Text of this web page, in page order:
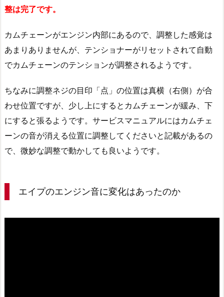
整は完了です。
カムチェーンがエンジン内部にあるので、調整した感覚は
あまりありませんが、テンショナーがリセットされて自動
でカムチェーンのテンションが調整されるようです。
ちなみに調整ネジの目印「点」の位置は真横（右側）が合
わせ位置ですが、少し上にするとカムチェーンが緩み、下
にすると張るようです。サービスマニュアルにはカムチェ
ーンの音が消える位置に調整してくださいと記載があるの
で、微妙な調整で動かしても良いようです。
エイプのエンジン音に変化はあったのか